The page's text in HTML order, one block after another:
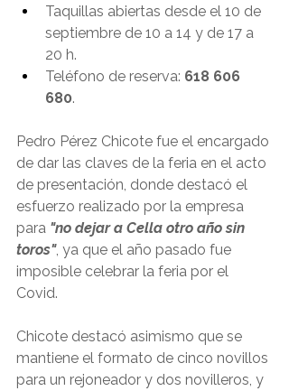
Taquillas abiertas desde el 10 de
septiembre de 10 a 14 y de 17 a
20 h.
Teléfono de reserva: 618 606
680.
Pedro Pérez Chicote fue el encargado
de dar las claves de la feria en el acto
de presentación, donde destacó el
esfuerzo realizado por la empresa
para "no dejar a Cella otro año sin
toros", ya que el año pasado fue
imposible celebrar la feria por el
Covid.
Chicote destacó asimismo que se
mantiene el formato de cinco novillos
para un rejoneador y dos novilleros, y